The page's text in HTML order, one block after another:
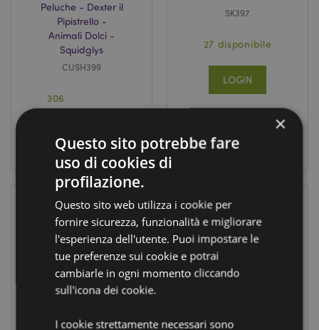
Peluche - Dexter il
Pipistrello -
Animali Dolci -
Squidglys
CUSH399
306
disponibile
LOGIN
SK397
27 disponibile
LOGIN
Set Sale e Pepe in Teschio
×
Questo sito potrebbe fare
uso di cookies di
profilazione.
Questo sito web utilizza i cookie per
fornire sicurezza, funzionalità e migliorare
l'esperienza dell'utente. Puoi impostare le
tue preferenze sui cookie e potrai
cambiarle in ogni momento cliccando
sull'icona dei cookie.
I cookie strettamente necessari sono